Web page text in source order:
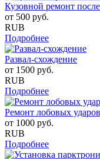
Кузовной ремонт
от 500 руб.
RUB
Подробнее
Развал-схождение
от 1500 руб.
RUB
Подробнее
Ремонт лобовых ударов
от 1000 руб.
RUB
Подробнее